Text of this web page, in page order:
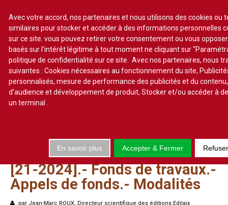
Lire un numéro
S'abonner
Se connecter
Commentaires d'arrêt
Sommaires
Chroniques
Etudes de texte
[21-2024].- Fonds de travaux.-
Appels de fonds.- Modalités
par Jean-Marc ROUX, Directeur scientifique des éditions Edilaix
Avec votre accord, nos partenaires et nous utilisons des cookies ou
similaires pour stocker et accéder à des informations personnelles
sur ce site. vous pouvez retirer votre consentement ou vous
basés sur l'intérêt légitime à tout moment ne cliquant sur
politique de confidentialité sur ce site. Avec nos partenaires, nous
suivantes : Cookies nécessaires au fonctionnement du site,
personnalisés, mesure de performance des publicités et du
d'audience et développement de produit, Stocker et/ou accéder à
un terminal
En savoir plus Accepter & Fermer Refuser